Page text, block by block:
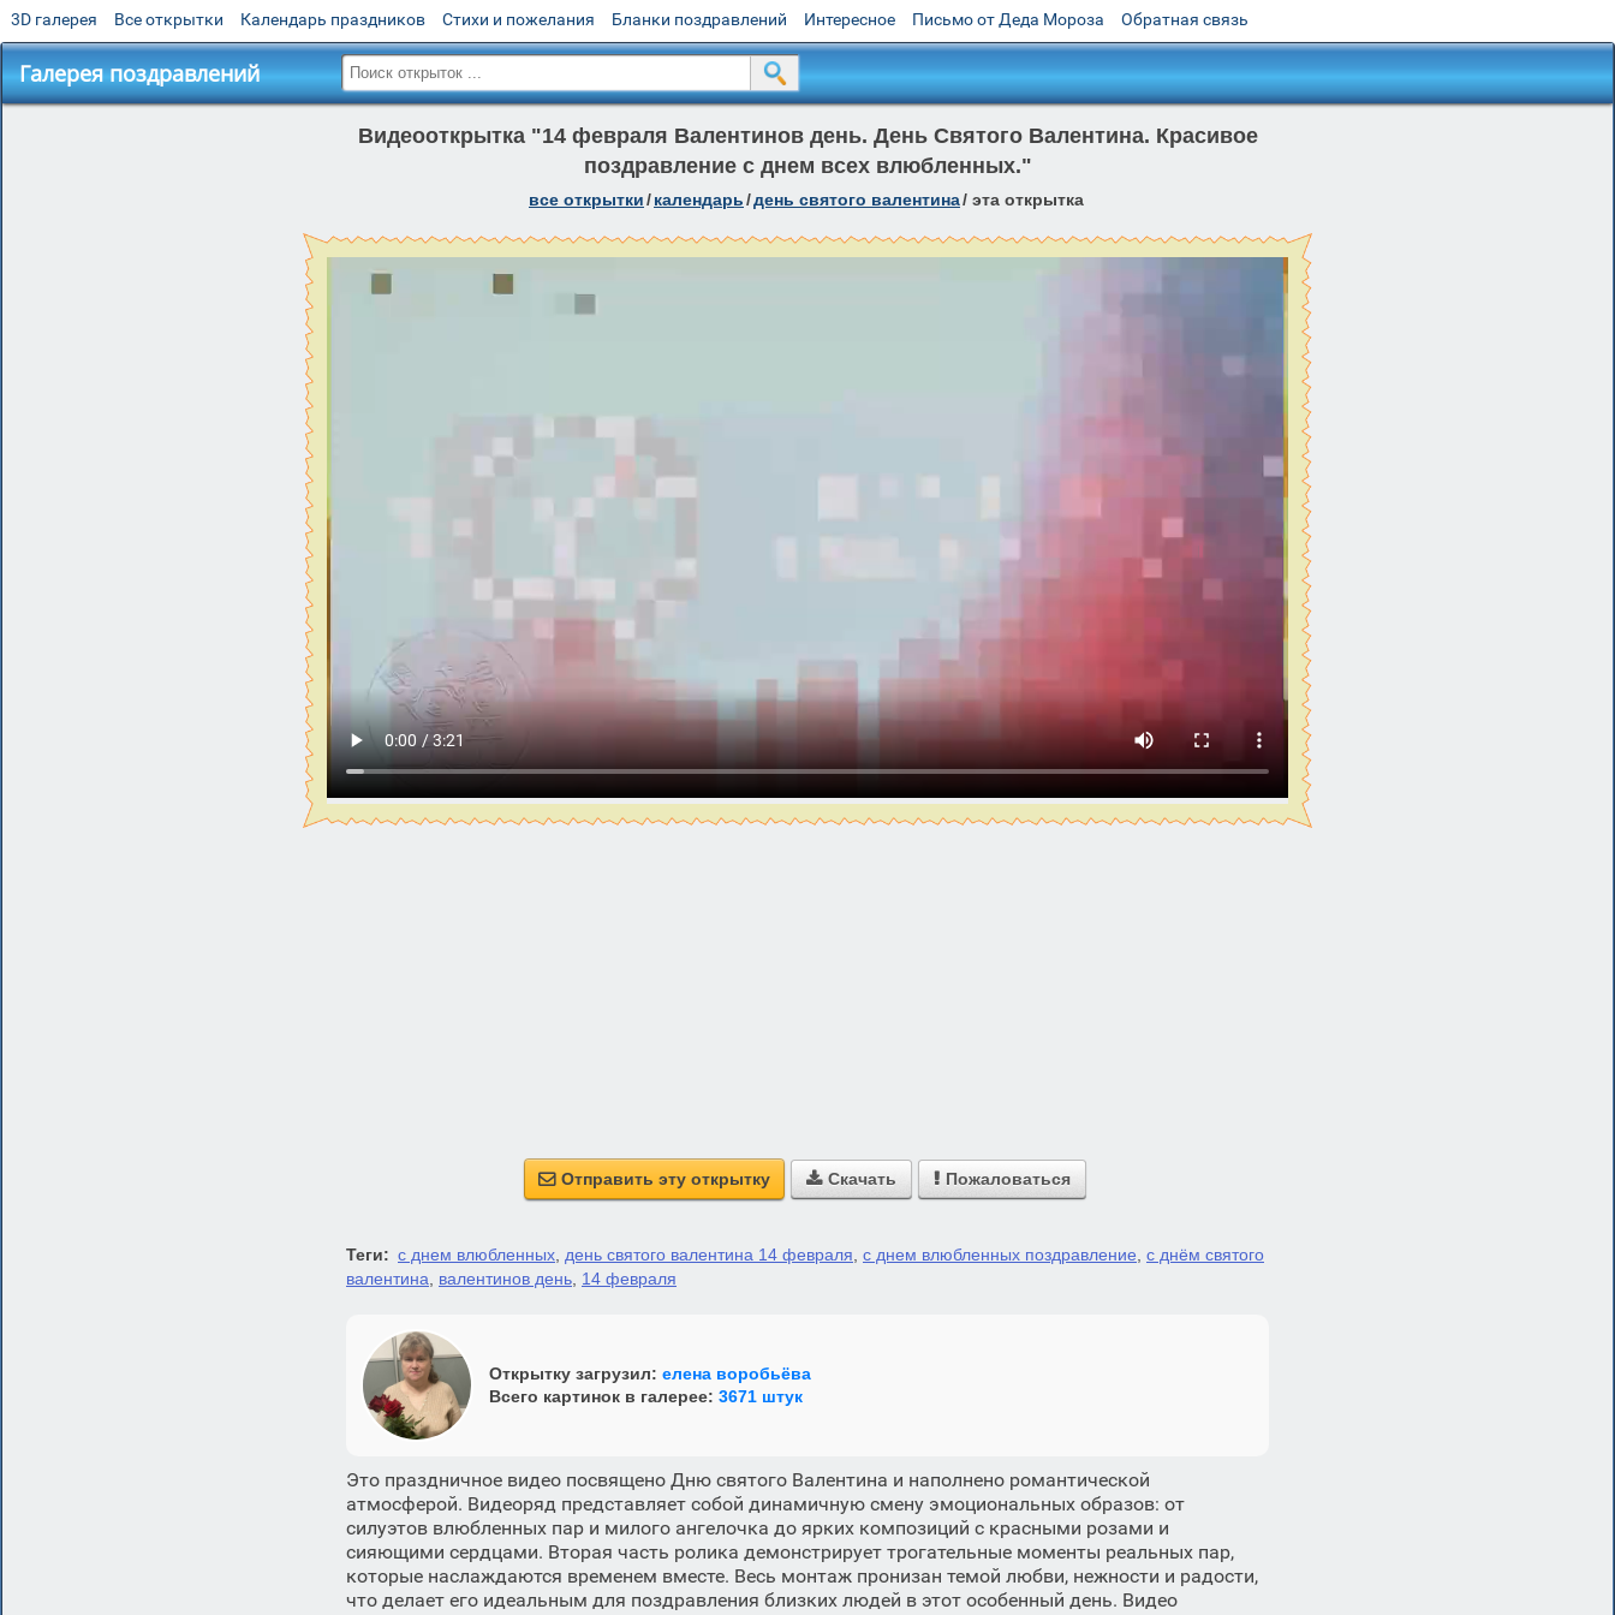
3D галерея Все открытки Календарь праздников Стихи и пожелания Бланки поздравлений Интересное Письмо от Деда Мороза Обратная связь
Галерея поздравлений
Видеооткрытка "14 февраля Валентинов день. День Святого Валентина. Красивое
поздравление с днем всех влюбленных."
все открытки/календарь/день святого валентина/ эта открытка
 Отправить эту открытку  Скачать  Пожаловаться
Теги: с днем влюбленных день святого валентина 14 февраля с днем влюбленных поздравление с днём святого
валентина
валентинов день 14 февраля
Открытку загрузил: елена воробьёва
Всего картинок в галерее: 3671 штук
Это праздничное видео посвящено Дню святого Валентина и наполнено романтической
атмосферой. Видеоряд представляет собой динамичную смену эмоциональных образов: от
силуэтов влюбленных пар и милого ангелочка до ярких композиций с красными розами и
сияющими сердцами. Вторая часть ролика демонстрирует трогательные моменты реальных пар,
которые наслаждаются временем вместе. Весь монтаж пронизан темой любви, нежности и радости,
что делает его идеальным для поздравления близких людей в этот особенный день. Видео